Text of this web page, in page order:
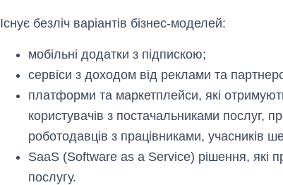
Існує безліч варіантів бізнес-моделей:
мобільні додатки з підпискою;
сервіси з доходом від реклами та
платформи та маркетплейси, які
користувачів з постачальниками послуг,
роботодавців з працівниками, учасників
SaaS (Software as a Service) рішення, які
послугу.